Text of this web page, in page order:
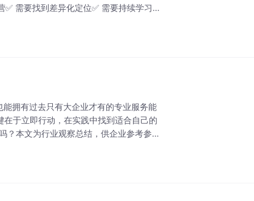
需要找到差异化定位✅ 需要持续学习跟
拥有过去只有大企业才有的专业服务能
于立即行动，在实践中找到适合自己的
？本文为行业观察总结，供企业参考参考